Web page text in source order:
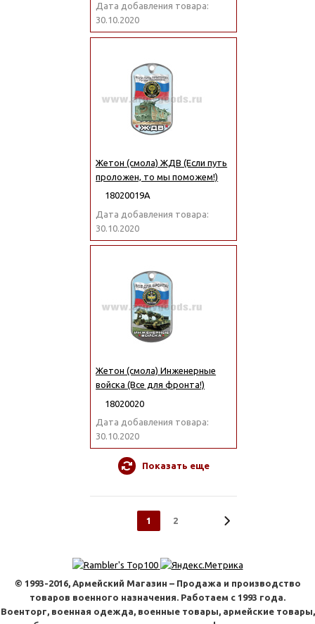
Дата добавления товара:
30.10.2020
Жетон (смола) ЖДВ (Если путь
проложен, то мы поможем!)
18020019А
Дата добавления товара:
30.10.2020
Жетон (смола) Инженерные
войска (Все для фронта!)
18020020
Дата добавления товара:
30.10.2020
Показать еще
1 2
© 1993-2016, Армейский Магазин – Продажа и производство
товаров военного назначения. Работаем с 1993 года.
Военторг, военная одежда, военные товары, армейские товары,